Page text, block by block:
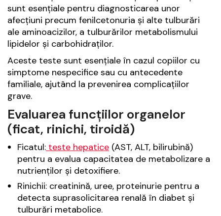
sunt esențiale pentru diagnosticarea unor
afecțiuni precum fenilcetonuria și alte tulburări
ale aminoacizilor, a tulburărilor metabolismului
lipidelor și carbohidraților.
Aceste teste sunt esențiale în cazul copiilor cu
simptome nespecifice sau cu antecedente
familiale, ajutând la prevenirea complicațiilor
grave.
Evaluarea funcțiilor organelor
(ficat, rinichi, tiroidă)
Ficatul: teste hepatice (AST, ALT, bilirubină)
pentru a evalua capacitatea de metabolizare a
nutrienților și detoxifiere.
Rinichii: creatinină, uree, proteinurie pentru a
detecta suprasolicitarea renală în diabet și
tulburări metabolice.